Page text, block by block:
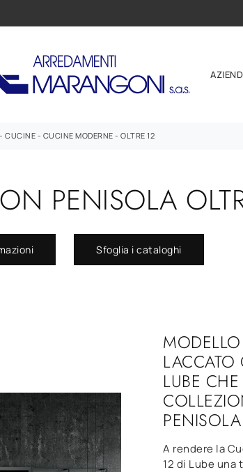
-CUCINE - CUCINE MODERNE -OLTRE 12
PENISOLA
Sfoglia i cataloghi
LACCATO
LUBE
PENISOLA
A rendere la
12 di Lube